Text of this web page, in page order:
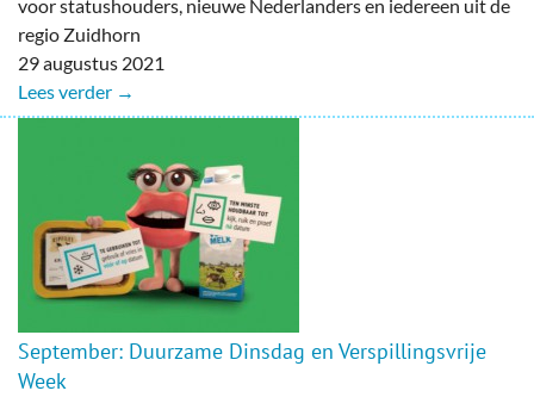
voor statushouders, nieuwe Nederlanders en iedereen uit de
regio Zuidhorn
29 augustus 2021
Lees verder →
September: Duurzame Dinsdag en Verspillingsvrije
Week